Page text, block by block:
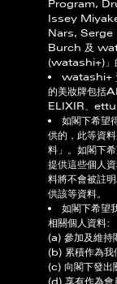
Program,
Issey
Nars, Serge
Burch 及
(watashi+)」
watashi+
的美妝牌包
ELIXIR、
如閣下希望
供的，此等資
料」。如閣下
提供這些個人
料將不會被註
供該等資料。
如閣下希望
相關個人資料:
(a) 參加及維持
(b) 累積作為我
(c) 向閣下發出
(d) 享有作為會